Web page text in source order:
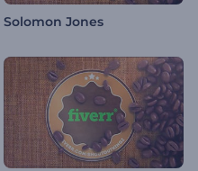
Solomon Jones